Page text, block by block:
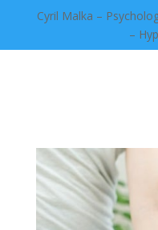
Cyril Malka –
–